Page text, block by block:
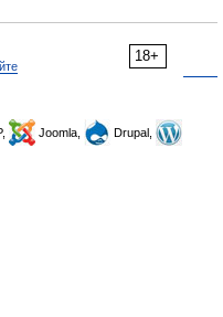
18+
Joomla,
Drupal,